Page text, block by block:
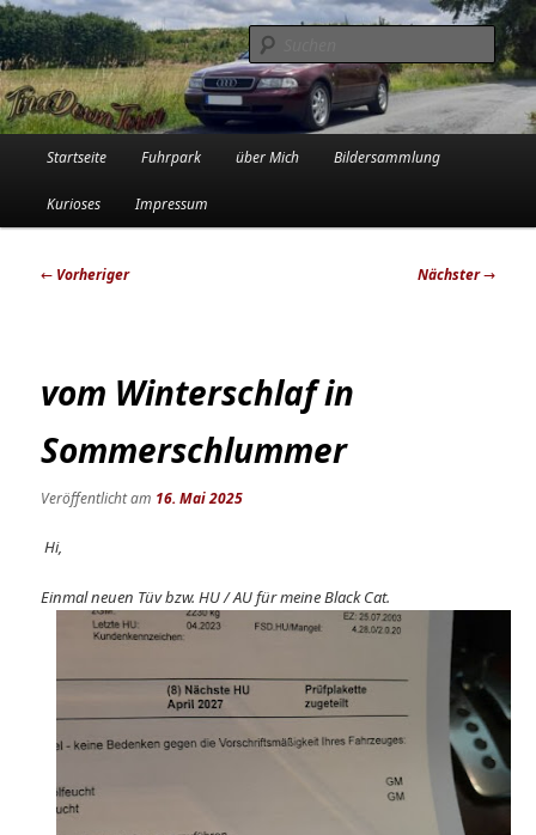
Zum
primären
Inhalt
springenTinadowntown
Die Audi-Schrauberin und ihre Erlebnisse in der Garage
Startseite Fuhrpark über Mich Bildersammlung
Kurioses Impressum
Beitragsnavigation
← Vorheriger Nächster→
vom Winterschlaf in
Sommerschlummer
Veröffentlicht am 16. Mai 2025
Hi,
Einmal neuen Tüv bzw. HU / AU für meine Black Cat.